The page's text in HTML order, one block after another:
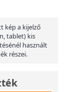
kép a kijelző
tablet) kis
használt
részei.